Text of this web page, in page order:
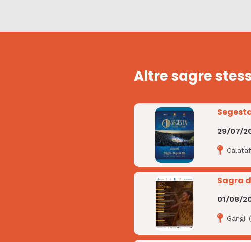
Altre sagre
29/07/
Sagra
01/08/
Gangi (